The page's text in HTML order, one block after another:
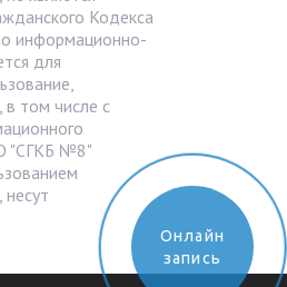
Кодекса
информационно-
для
том числе с
"СГКБ №8"
Онлайн
запись